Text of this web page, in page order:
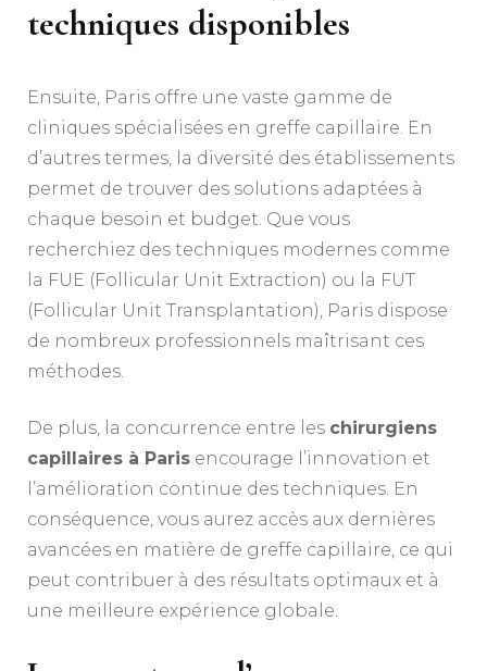
techniques disponibles
Ensuite, Paris offre une vaste gamme de
cliniques spécialisées en greffe capillaire. En
d’autres termes, la diversité des établissements
permet de trouver des solutions adaptées à
chaque besoin et budget. Que vous
recherchiez des techniques modernes comme
la FUE (Follicular Unit Extraction) ou la FUT
(Follicular Unit Transplantation), Paris dispose
de nombreux professionnels maîtrisant ces
méthodes.
De plus, la concurrence entre les chirurgiens
capillaires à Paris encourage l’innovation et
l’amélioration continue des techniques. En
conséquence, vous aurez accès aux dernières
avancées en matière de greffe capillaire, ce qui
peut contribuer à des résultats optimaux et à
une meilleure expérience globale.